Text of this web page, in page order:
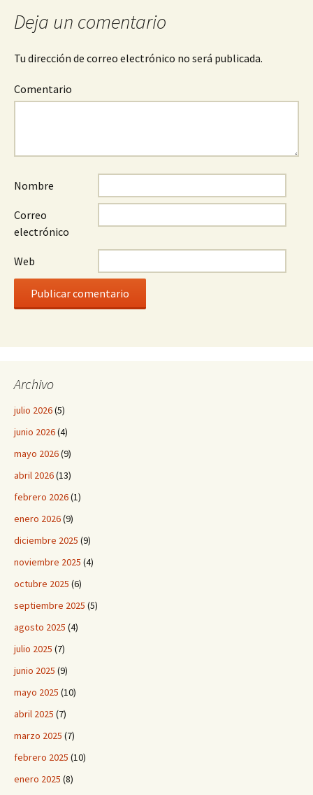
Deja un comentario
Tu dirección de correo electrónico no será publicada.
Comentario
Nombre
Correo
electrónico
Web
Archivo
julio 2026(5)
junio 2026(4)
mayo 2026(9)
abril 2026(13)
febrero 2026(1)
enero 2026(9)
diciembre 2025 (9)
noviembre 2025 (4)
octubre 2025 (6)
septiembre 2025 (5)
agosto 2025 (4)
julio 2025 (7)
junio 2025 (9)
mayo 2025 (10)
abril 2025 (7)
marzo 2025 (7)
febrero 2025 (10)
enero 2025 (8)